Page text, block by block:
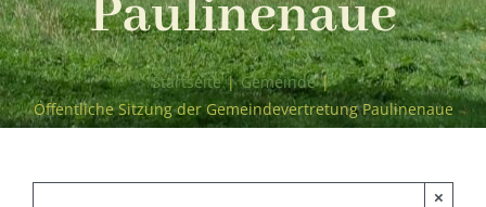
Paulinenaue
Startseite | Gemeinde |
Öffentliche Sitzung der Gemeindevertretung Paulinenaue
×